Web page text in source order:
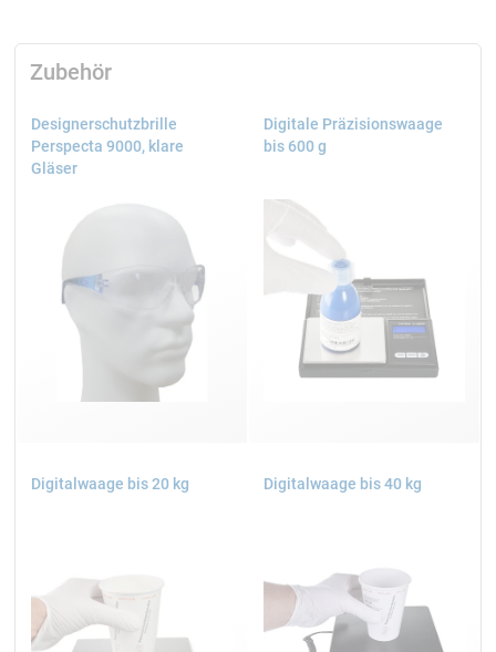
Zubehör
Designerschutzbrille
Perspecta 9000, klare
Gläser
Digitale Präzisionswaage
bis 600 g
Digitalwaage bis 20 kg Digitalwaage bis 40 kg